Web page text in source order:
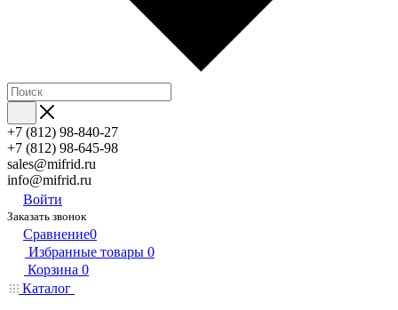
+7 (812) 98-840-27
+7 (812) 98-645-98
sales@mifrid.ru
info@mifrid.ru
Войти
Заказать звонок
Сравнение0
Избранные товары 0
Корзина 0
Каталог